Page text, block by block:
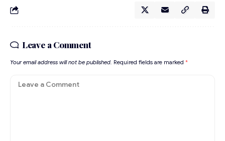
Leave a Comment
Your email address will not be published. Required fields are marked *